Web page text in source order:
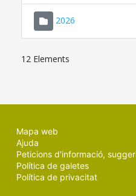
2026
12 Elements
Mapa web
Ajuda
Peticions d'informació,
Política de galetes
Política de privacitat